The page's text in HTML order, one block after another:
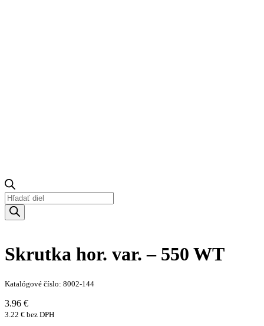
Products
search
Skrutka hor. var. – 550 WT
Katalógové číslo: 8002-144
3.96 €
3.22 € bez DPH